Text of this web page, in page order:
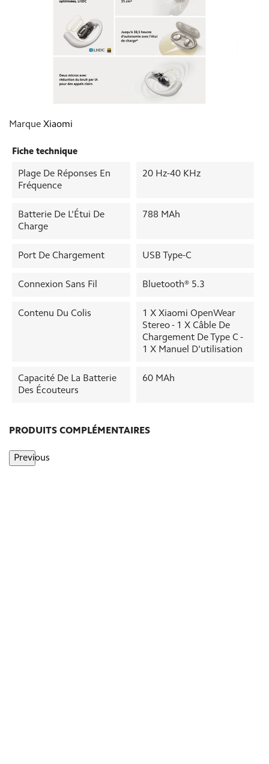
Marque Xiaomi
Fiche technique
Plage De Réponses En
Fréquence
20 Hz-40 KHz
Batterie De L'Étui De
Charge
788 MAh
Port De Chargement USB Type-C
Connexion Sans Fil Bluetooth® 5.3
Contenu Du Colis
1 X Xiaomi OpenWear
Stereo - 1 X Câble De
Chargement De Type C -
1 X Manuel D'utilisation
Capacité De La Batterie
Des Écouteurs
60 MAh
PRODUITS COMPLÉMENTAIRES
Previous